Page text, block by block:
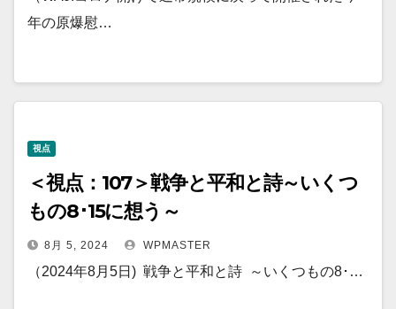
年の原爆慰…
視点
＜視点：107＞戦争と平和と詩～いくつ
もの8･15に想う～
8月 5, 2024 WPMASTER
（2024年8月5日) 戦争と平和と詩 ～いくつもの8･…